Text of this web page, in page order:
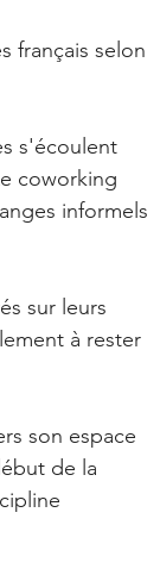
français selon
s'écoulent
coworking
informels
sur leurs
à rester
son espace
de la